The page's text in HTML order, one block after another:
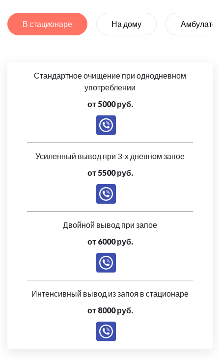
В стационаре На дому
Стандартное очищение при однодневном
употреблении
от 5000 руб.
Усиленный вывод при 3-х дневном запое
от 5500 руб.
Двойной вывод при запое
от 6000 руб.
Интенсивный вывод из запоя в стационаре
от 8000 руб.